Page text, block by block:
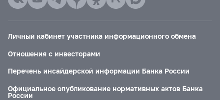
Личный кабинет участника информационного обмена
Отношения с инвесторами
Перечень инсайдерской информации Банка России
Официальное опубликование нормативных актов Банка
России